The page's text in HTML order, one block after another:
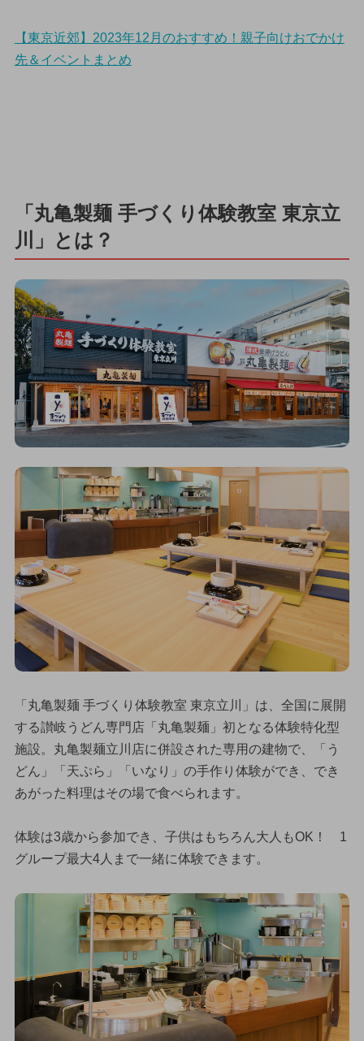
【東京近郊】2023年12月のおすすめ！親子向けおでかけ
先＆イベントまとめ
「丸亀製麺 手づくり体験教室 東京立
川」とは？
「丸亀製麺 手づくり体験教室 東京立川」は、全国に展開
する讃岐うどん専門店「丸亀製麺」初となる体験特化型
施設。丸亀製麺立川店に併設された専用の建物で、「う
どん」「天ぷら」「いなり」の手作り体験ができ、でき
あがった料理はその場で食べられます。
体験は3歳から参加でき、子供はもちろん大人もOK！ 1
グループ最大4人まで一緒に体験できます。